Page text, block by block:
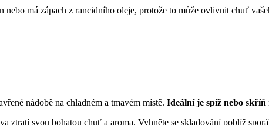
nebo má zápach z rancidního oleje, protože to může ovlivnit chuť
nádobě na chladném a tmavém místě. Ideální je spíž nebo skříň
ztratí svou bohatou chuť a aroma. Vyhněte se skladování poblíž